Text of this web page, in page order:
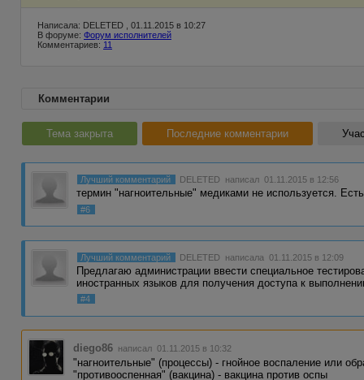
Написала: DELETED , 01.11.2015 в 10:27
В форуме: Форум исполнителей
Комментариев: 11
Комментарии
Тема закрыта Последние комментарии
Лучший комментарий DELETED написал 01.11.2015 в 12:56
термин "нагноительные" медиками не используется.
#6
Лучший комментарий DELETED написала 01.11.2015 в 12:09
Предлагаю администрации ввести специальное
иностранных языков для получения доступа к
#4
diego86 написал 01.11.2015 в 10:32
"нагноительные" (процессы) - гнойное воспаление или
"противооспенная" (вакцина) - вакцина против оспы